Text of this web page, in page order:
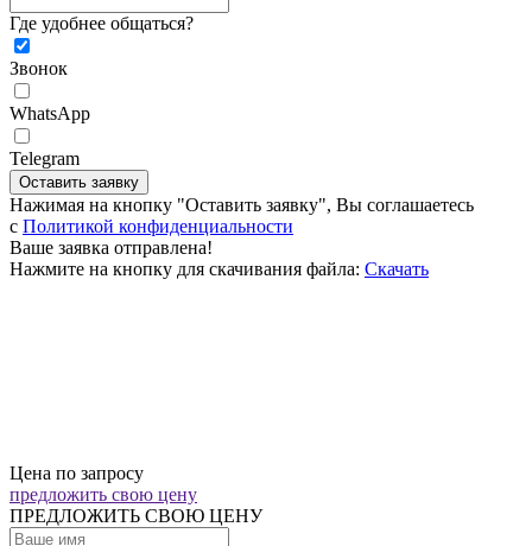
Где удобнее общаться?
Звонок
WhatsApp
Telegram
Оставить заявку
Нажимая на кнопку "Оставить заявку", Вы соглашаетесь
c Политикой конфиденциальности
Ваше заявка отправлена!
Нажмите на кнопку для скачивания файла: Скачать
Цена по запросу
предложить свою цену
ПРЕДЛОЖИТЬ СВОЮ ЦЕНУ